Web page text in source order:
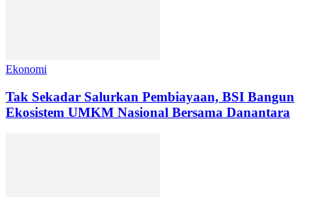
Ekonomi
Tak Sekadar Salurkan Pembiayaan, BSI Bangun
Ekosistem UMKM Nasional Bersama Danantara